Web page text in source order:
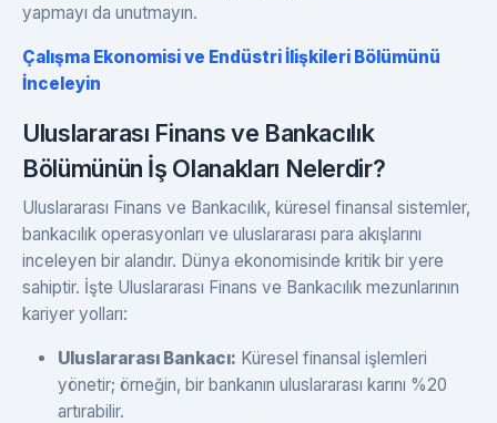
yapmayı da unutmayın.
Çalışma Ekonomisi ve Endüstri İlişkileri Bölümünü
İnceleyin
Uluslararası Finans ve Bankacılık
Bölümünün İş Olanakları Nelerdir?
Uluslararası Finans ve Bankacılık, küresel finansal sistemler,
bankacılık operasyonları ve uluslararası para akışlarını
inceleyen bir alandır. Dünya ekonomisinde kritik bir yere
sahiptir. İşte Uluslararası Finans ve Bankacılık mezunlarının
kariyer yolları:
Uluslararası Bankacı: Küresel finansal işlemleri
yönetir; örneğin, bir bankanın uluslararası karını %20
artırabilir.